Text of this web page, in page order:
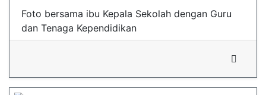
Foto bersama ibu Kepala Sekolah dengan Guru
dan Tenaga Kependidikan